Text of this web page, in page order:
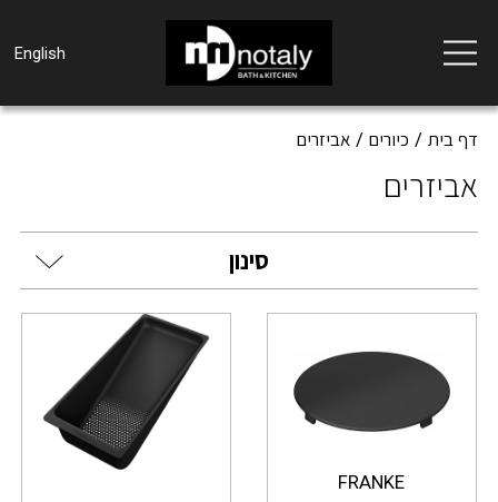
Toggle
navigation
English
דף בית כיורים אביזרים
אביזרים
סינון
FRANKE